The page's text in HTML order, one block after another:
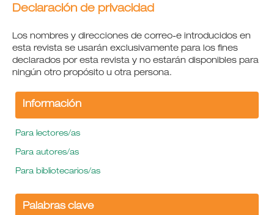
Declaración de privacidad
Los nombres y direcciones de correo-e introducidos en
esta revista se usarán exclusivamente para los fines
declarados por esta revista y no estarán disponibles para
ningún otro propósito u otra persona.
Información
Para lectores/as
Para autores/as
Para bibliotecarios/as
Palabras clave